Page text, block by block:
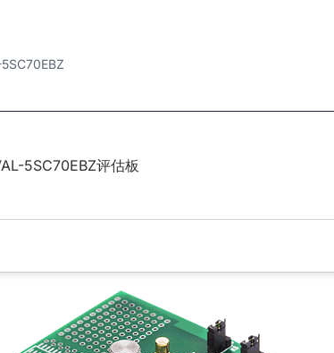
5SC70EBZ评估板